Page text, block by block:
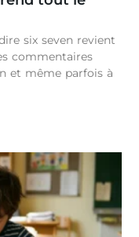
six seven revient
commentaires
et même parfois à